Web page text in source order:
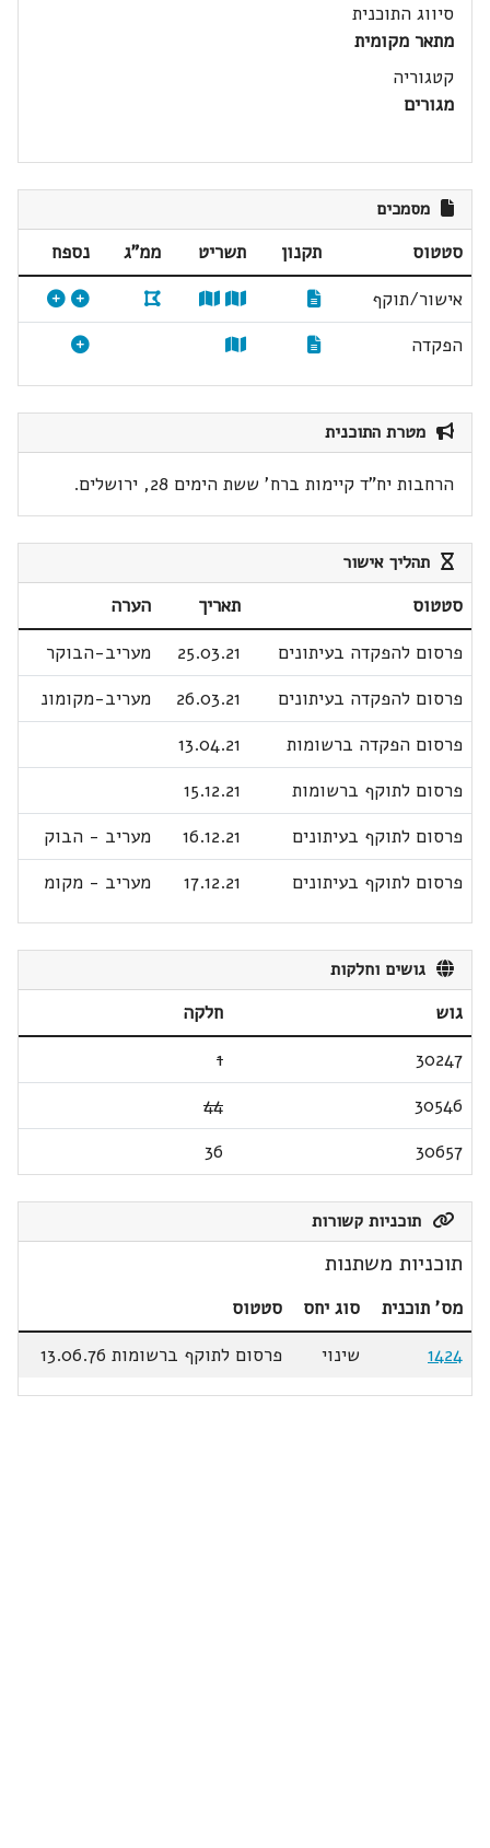
סיווג התוכנית
מתאר מקומית
קטגוריה
מגורים
מסמכים
סטטוס תקנון תשריט ממ"ג
נספח
אישור/תוקף
הפקדה
מטרת התוכנית
הרחבות יח"ד קיימות ברח' ששת הימים 28, ירושלים.
תהליך אישור
סטטוס תאריך
הערה
פרסום להפקדה בעיתונים
25.03.21
מעריב-הבוקר
פרסום להפקדה בעיתונים
26.03.21
מעריב-מקומונ
פרסום הפקדה ברשומות
13.04.21
פרסום לתוקף ברשומות
15.12.21
פרסום לתוקף בעיתונים
16.12.21
מעריב - הבוק
פרסום לתוקף בעיתונים
17.12.21 מעריב - מקומ
גושים וחלקות
גוש
חלקה
30247
1
30546
44
30657
36
תוכניות קשורות
תוכניות משתנות
מס' תוכנית סוג יחס
סטטוס
1424
שינוי פרסום לתוקף ברשומות 13.06.76